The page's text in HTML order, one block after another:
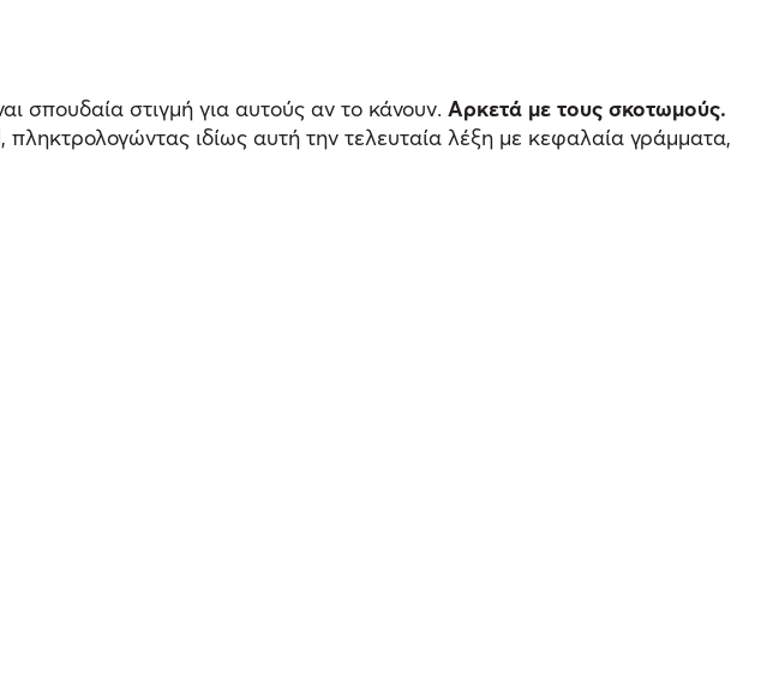
σπουδαία στιγμή για αυτούς αν το κάνουν. Αρκετά με τους σκοτωμούς.
ιδίως αυτή την τελευταία λέξη με κεφαλαία γράμματα,